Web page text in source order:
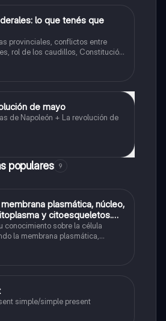
lo que tenés que
provinciales, conflictos entre
rol de los caudillos, Constitución
Dorrego y hegemonía de Rosas,
y línea del tiempo.
de mayo
de Napoleón + La revolución de
populares 9
plasmática, núcleo,
citoesqueletos.
de la celula eucariota
conocimiento sobre la célula
la membrana plasmática,
citoplasma y citoesqueleto.
simple/simple present